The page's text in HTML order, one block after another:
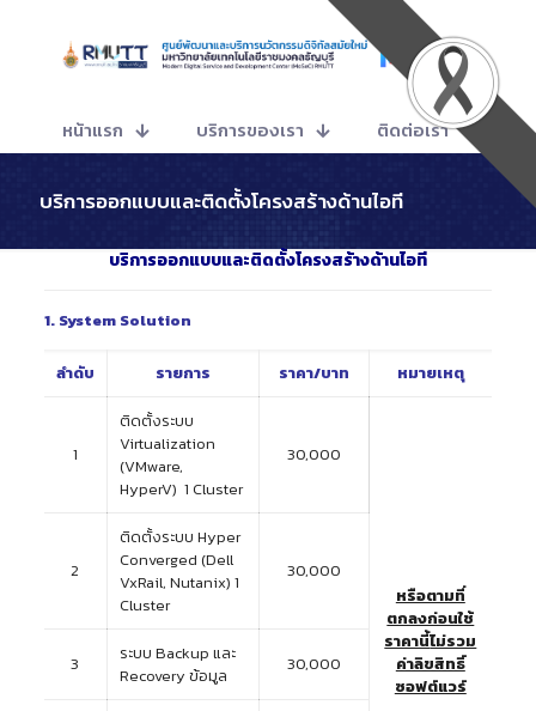
หน้าแรก บริการของเรา ติดต่อเรา
บริการออกแบบและติดตั้งโครงสร้างด้านไอที
บริการออกแบบและติดตั้งโครงสร้างด้านไอที
1. System Solution
ลำดับ รายการ ราคา/บาท หมายเหตุ
1
ติดตั้งระบบ
Virtualization
(VMware,
HyperV) 1 Cluster
30,000
หรือตามที่
ตกลงก่อนใช้
ราคานี้ไม่รวม
ค่าลิขสิทธิ์
ซอฟต์แวร์
2
ติดตั้งระบบ Hyper
Converged (Dell
VxRail, Nutanix) 1
Cluster
30,000
3
ระบบ Backup และ
Recovery ข้อมูล
30,000